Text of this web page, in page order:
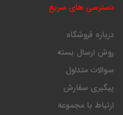
دسترسی های سریع
درباره فروشگاه
روش ارسال بسته
سوالات متداول
پیگیری سفارش
ارتباط با مجموعه